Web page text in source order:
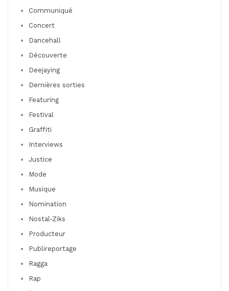
Communiqué
Concert
Dancehall
Découverte
Deejaying
Dernières sorties
Featuring
Festival
Graffiti
Interviews
Justice
Mode
Musique
Nomination
Nostal-Ziks
Producteur
Publireportage
Ragga
Rap